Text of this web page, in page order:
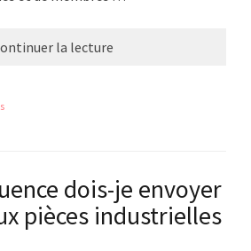
la lecture
dois-je envoyer
pièces industrielles